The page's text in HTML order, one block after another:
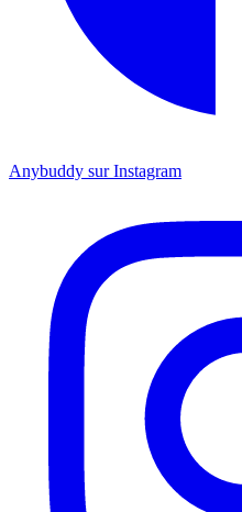
Anybuddy sur Instagram